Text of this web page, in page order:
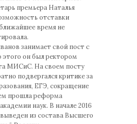
премьера Наталья
отставки
время не
занимает свой пост с
этого он был ректором
МИСиС. На своем посту
подвергался критике за
ЕГЭ, сокращение
прошла реформа
наук. В начале 2016
из состава Высшего